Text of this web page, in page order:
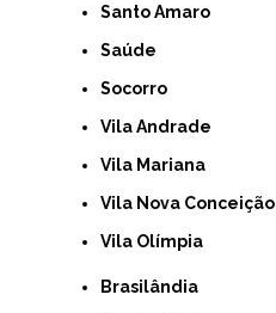
Santo Amaro
Saúde
Socorro
Vila Andrade
Vila Mariana
Vila Nova Conceição
Vila Olímpia
Brasilândia